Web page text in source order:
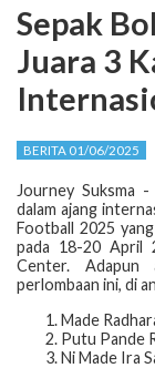
Sepak
Juara 3
BERITA 01/06/2025
Journey Suksma
dalam ajang
Football 2025
pada 18-20 April
Center. Adapun
perlombaan ini, di
Made
Putu Pande
⁠Ni Made Ira